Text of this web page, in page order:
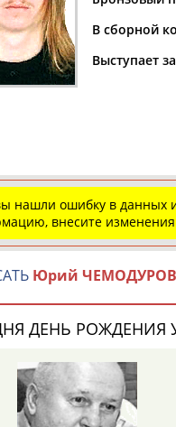
М Н О
П
Э Ю Я
документов
В сборной
Выступает
нашли ошибку в данных
внесите изменения
Юрий ЧЕМОДУРОВ
ДЕНЬ РОЖДЕНИЯ